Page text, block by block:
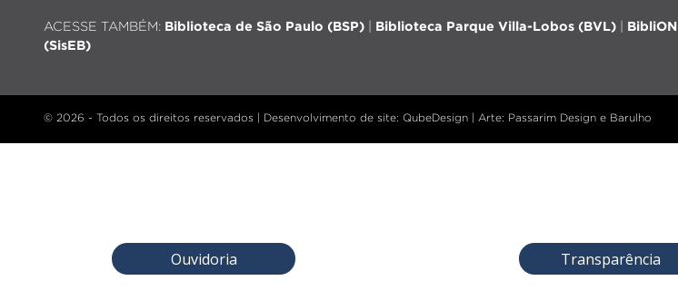
ACESSE TAMBÉM: Biblioteca de São Paulo (BSP) | Biblioteca Parque Villa-Lobos (BVL) | BibliON
(SisEB)
© 2026 - Todos os direitos reservados | Desenvolvimento de site: QubeDesign | Arte: Passarim Design e Barulho
Ouvidoria Transparência